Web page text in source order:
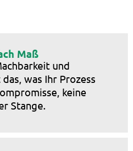
Maß
und
was Ihr Prozess
keine
Stange.